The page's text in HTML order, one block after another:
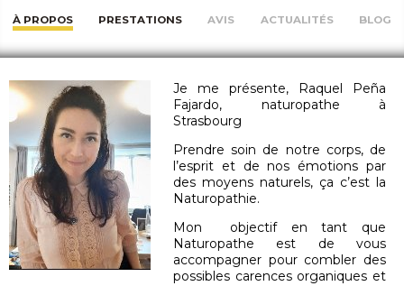
À PROPOS PRESTATIONS AVIS ACTUALITÉS BLOG
Je me présente, Raquel Peña
Fajardo, naturopathe à
Strasbourg
Prendre soin de notre corps, de
l’esprit et de nos émotions par
des moyens naturels, ça c’est la
Naturopathie.
Mon objectif en tant que
Naturopathe est de vous
accompagner pour combler des
possibles carences organiques et